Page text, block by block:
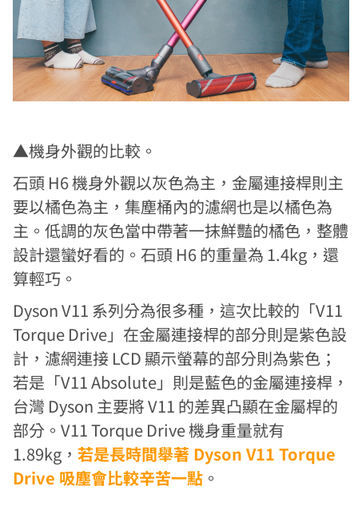
▲機身外觀的比較。
石頭 H6 機身外觀以灰色為主，金屬連接桿則主
要以橘色為主，集塵桶內的濾網也是以橘色為
主。低調的灰色當中帶著一抹鮮豔的橘色，整體
設計還蠻好看的。石頭 H6 的重量為 1.4kg，還
算輕巧。
Dyson V11 系列分為很多種，這次比較的「V11
Torque Drive」在金屬連接桿的部分則是紫色設
計，濾網連接 LCD 顯示螢幕的部分則為紫色；
若是「V11 Absolute」則是藍色的金屬連接桿，
台灣 Dyson 主要將 V11 的差異凸顯在金屬桿的
部分。V11 Torque Drive 機身重量就有
1.89kg，若是長時間舉著 Dyson V11 Torque
Drive 吸塵會比較辛苦一點 。